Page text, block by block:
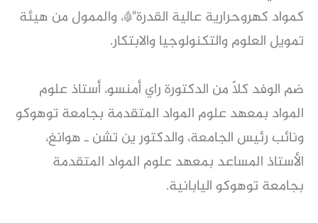
كمواد كهروحرارية عالية القدرة"*، والممول من هيئة
تمويل العلوم والتكنولوجيا والابتكار.
ضم الوفد كلًا من الدكتورة راي أمنسو، أستاذ علوم
المواد بمعهد علوم المواد المتقدمة بجامعة توهوكو
ونائب رئيس الجامعة، والدكتور ين تشن ـ هوانغ،
الأستاذ المساعد بمعهد علوم المواد المتقدمة
بجامعة توهوكو اليابانية.